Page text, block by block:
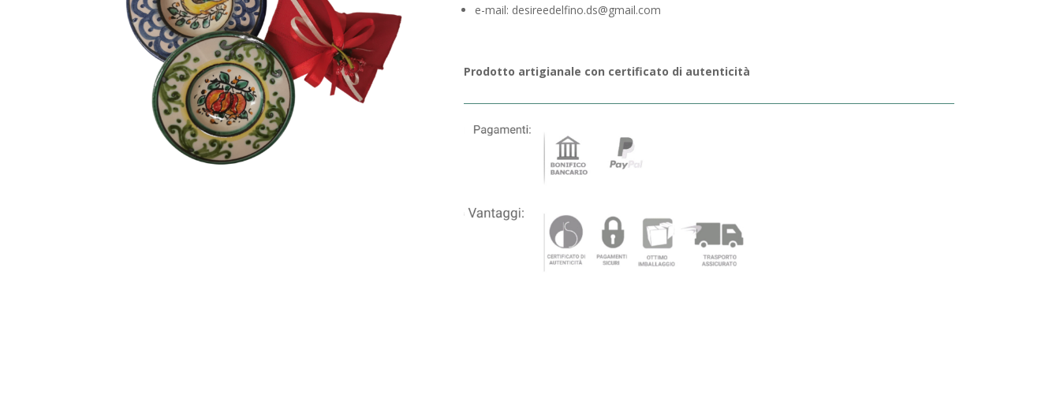
e-mail: desireedelfino.ds@gmail.com
Prodotto artigianale con certificato di autenticità